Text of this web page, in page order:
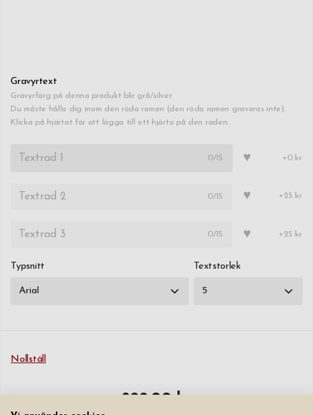
Gravyrtext
Gravyrfärg på denna produkt blir grå/silver.
Du måste hålla dig inom den röda ramen (den röda ramen graveras inte).
Klicka på hjärtat för att lägga till ett hjärta på den raden.
0/15 ♥ +0 kr
0/15 ♥ +25 kr
0/15 ♥ +25 kr
Typsnitt Textstorlek
Nollställ
899,00 kr